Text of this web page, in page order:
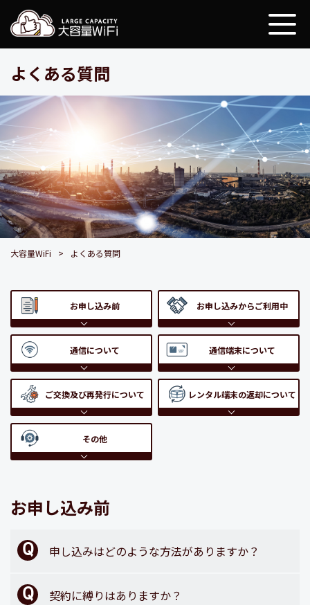
よくある質問
大容量WiFi よくある質問
お申し込み前 お申し込みからご利用中
通信について 通信端末について
ご交換及び再発行について レンタル端末の返却について
その他
お申し込み前
申し込みはどのような方法がありますか？
契約に縛りはありますか？